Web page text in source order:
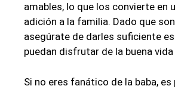
amables, lo que los convierte en
adición a la familia. Dado que
asegúrate de darles suficiente
puedan disfrutar de la buena
Si no eres fanático de la baba, es